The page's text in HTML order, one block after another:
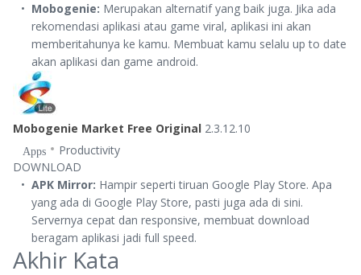
Mobogenie: Merupakan alternatif yang baik juga. Jika ada
rekomendasi aplikasi atau game viral, aplikasi ini akan
memberitahunya ke kamu. Membuat kamu selalu up to date
akan aplikasi dan game android.
Mobogenie Market Free Original 2.3.12.10
Apps
Productivity
DOWNLOAD
APK Mirror: Hampir seperti tiruan Google Play Store. Apa
yang ada di Google Play Store, pasti juga ada di sini.
Servernya cepat dan responsive, membuat download
beragam aplikasi jadi full speed.
Akhir Kata